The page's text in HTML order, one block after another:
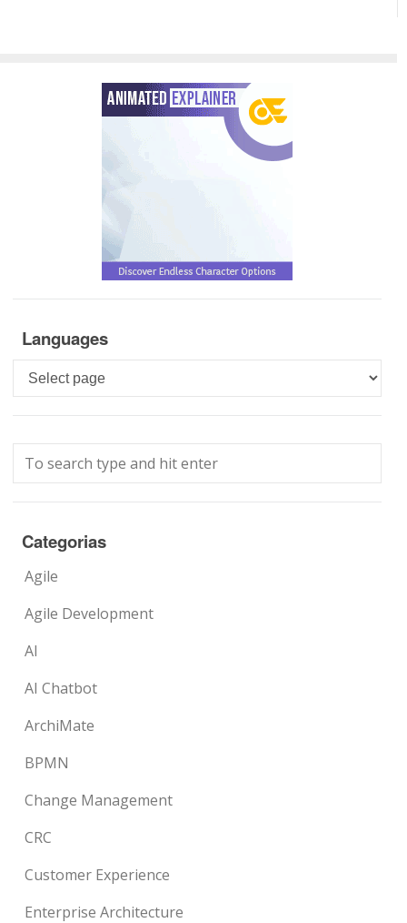
Languages
Languages
Categorias
Agile
Agile Development
AI
AI Chatbot
ArchiMate
BPMN
Change Management
CRC
Customer Experience
Enterprise Architecture